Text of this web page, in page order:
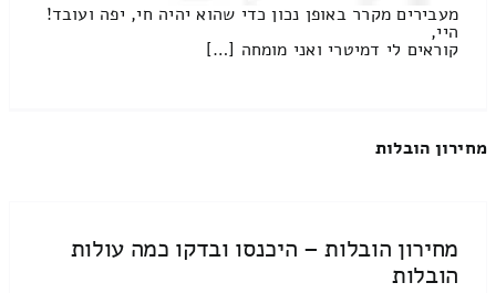
מעבירים מקרר באופן נכון כדי שהוא יהיה חי, יפה ועובד!
היי,
קוראים לי דמיטרי ואני מומחה […]
מחירון הובלות
מחירון הובלות – היכנסו ובדקו כמה עולות
הובלות